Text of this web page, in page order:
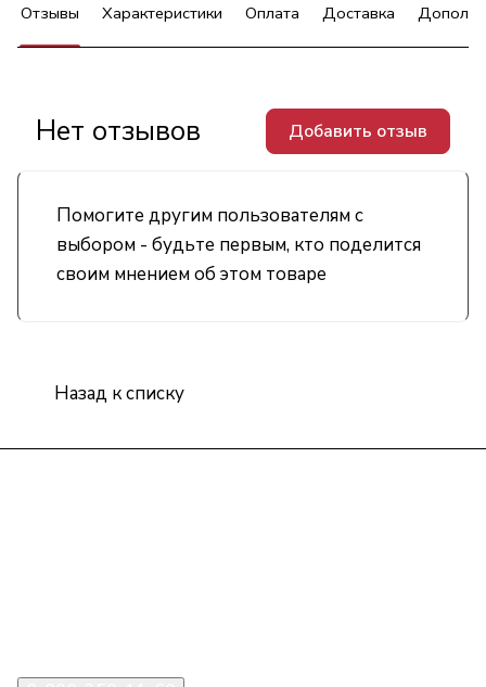
Отзывы Характеристики Оплата Доставка
Помогите другим пользователям с
выбором - будьте первым, кто поделится
своим мнением об этом товаре
Нет отзывов Добавить отзыв
Назад к списку